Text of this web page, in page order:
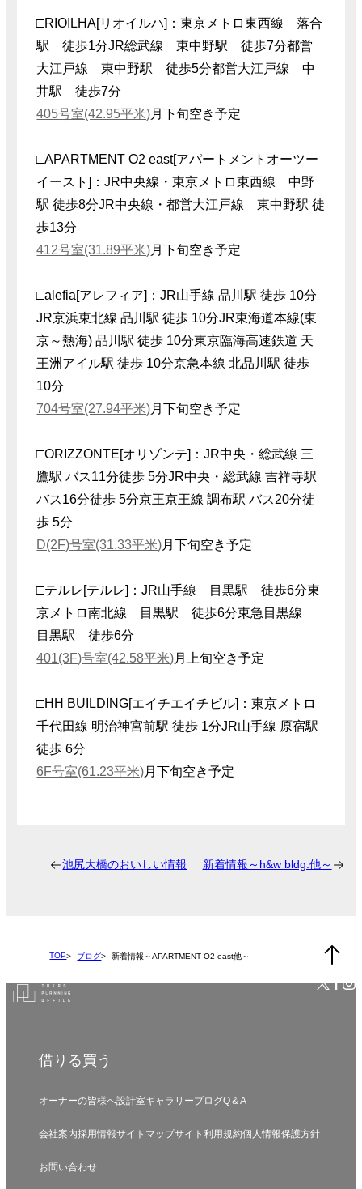
□RIOILHA[リオイルハ]：東京メトロ東西線 落合
駅 徒歩1分JR総武線 東中野駅 徒歩7分都営
大江戸線 東中野駅 徒歩5分都営大江戸線 中
井駅 徒歩7分
405号室(42.95平米)月下旬空き予定
□APARTMENT O2 east[アパートメントオーツー
イースト]：JR中央線・東京メトロ東西線 中野
駅 徒歩8分JR中央線・都営大江戸線 東中野駅 徒
歩13分
412号室(31.89平米)月下旬空き予定
□alefia[アレフィア]：JR山手線 品川駅 徒歩 10分
JR京浜東北線 品川駅 徒歩 10分JR東海道本線(東
京～熱海) 品川駅 徒歩 10分東京臨海高速鉄道 天
王洲アイル駅 徒歩 10分京急本線 北品川駅 徒歩
10分
704号室(27.94平米)月下旬空き予定
□ORIZZONTE[オリゾンテ]：JR中央・総武線 三
鷹駅 バス11分徒歩 5分JR中央・総武線 吉祥寺駅
バス16分徒歩 5分京王京王線 調布駅 バス20分徒
歩 5分
D(2F)号室(31.33平米)月下旬空き予定
□テルレ[テルレ]：JR山手線 目黒駅 徒歩6分東
京メトロ南北線 目黒駅 徒歩6分東急目黒線
目黒駅 徒歩6分
401(3F)号室(42.58平米)月上旬空き予定
□HH BUILDING[エイチエイチビル]：東京メトロ
千代田線 明治神宮前駅 徒歩 1分JR山手線 原宿駅
徒歩 6分
6F号室(61.23平米)月下旬空き予定
池尻大橋のおいしい情報 新着情報～h&w bldg.他～
TOP ブログ 新着情報～APARTMENT O2 east他～
借りる 買う
オーナーの皆様へ設計室ギャラリーブログQ＆A
会社案内採用情報サイトマップサイト利用規約個人情報保護方針
お問い合わせ